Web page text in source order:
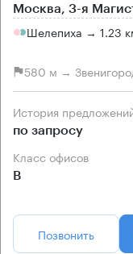
Москва, 3-я
Шелепиха → 1.23
580 м →
История
по запросу
Класс офисов
B
Позвонить